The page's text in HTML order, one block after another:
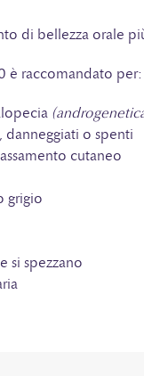
di bellezza orale
è raccomandato per:
danneggiati o spenti
cutaneo
grigio
si spezzano